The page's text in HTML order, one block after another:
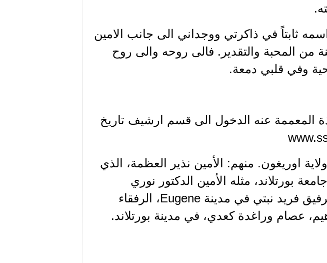
ثابتاً في ذاكرتي ووجداني الى جانب الامين
من المحبة والتقدير. فالى روحه والى روح
وفي قلبي دمعة.
المعممة عنه الدخول الى قسم ارشيف تاريخ
اوريغون. منهم: الأمين نذير العظمة، الذي
بورتلاند، مثله الأمين الدكتور نوري
الخالدي (مراجعة الموقع اعلاه)، الرفيق فريد نبتي في مدينة Eugene، الرفقاء
عصام وراغدة كعدي، في مدينة بورتلاند.